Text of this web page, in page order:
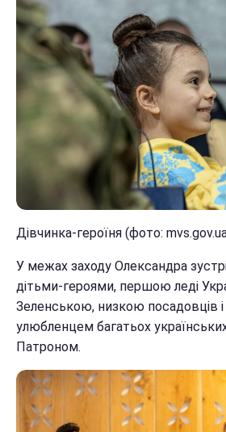
Дівчинка-героїня (фото:
У межах заходу Олександра
дітьми-героями, першою леді
Зеленською, низкою посадовців і
улюбленцем багатьох
Патроном.